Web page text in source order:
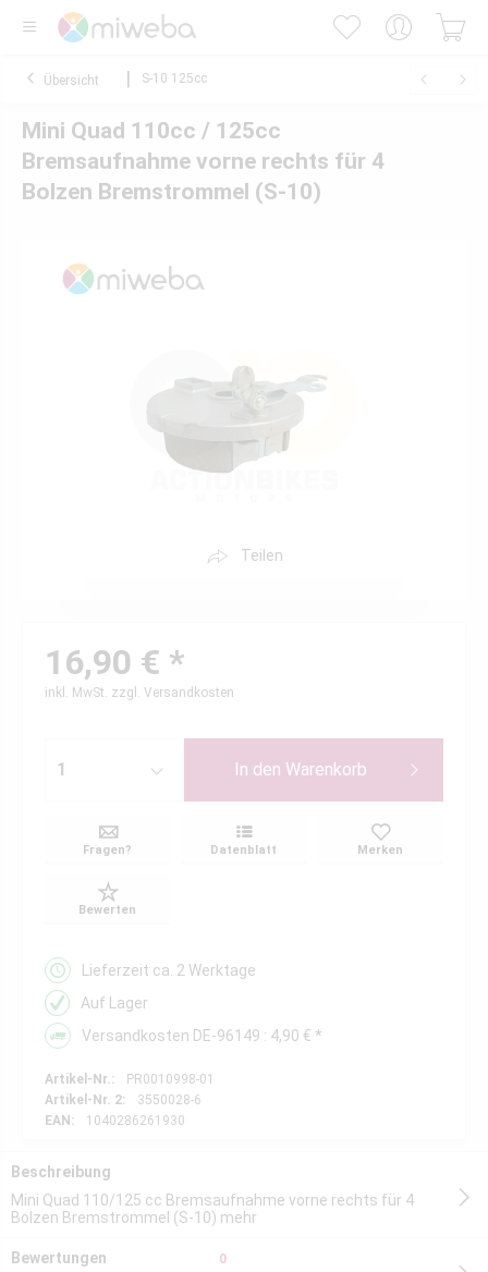
Übersicht S-10 125cc
Mini Quad 110cc / 125cc
Bremsaufnahme vorne rechts für 4
Bolzen Bremstrommel (S-10)
Teilen
16,90 € *
inkl. MwSt. zzgl. Versandkosten
In den Warenkorb
Fragen? Datenblatt Merken
Bewerten
Lieferzeit ca. 2 Werktage
Auf Lager
Versandkosten DE-96149 : 4,90 € *
Artikel-Nr.:
PR0010998-01
Artikel-Nr. 2:
3550028-6
EAN:
1040286261930
Beschreibung
Mini Quad 110/125 cc Bremsaufnahme vorne rechts für 4
Bolzen Bremstrommel (S-10) mehr
Bewertungen 0